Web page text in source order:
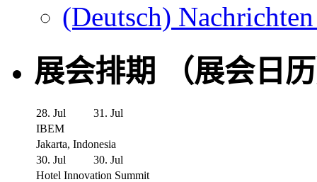
(Deutsch)
展会排期 （展会日
28. Jul
31. Jul
IBEM
Jakarta, Indonesia
30. Jul
30. Jul
Hotel Innovation Summit